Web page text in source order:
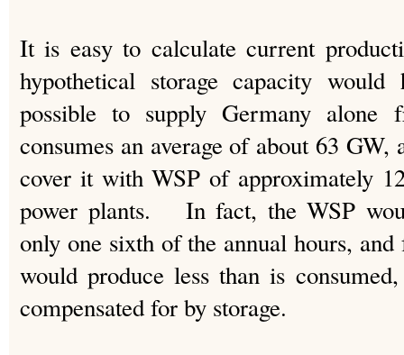
It is easy to calculate current
hypothetical storage capacity
possible to supply Germany
consumes an average of about 63 GW,
cover it with WSP of approximately
power plants. In fact, the WSP
only one sixth of the annual hours,
would produce less than is
compensated for by storage.